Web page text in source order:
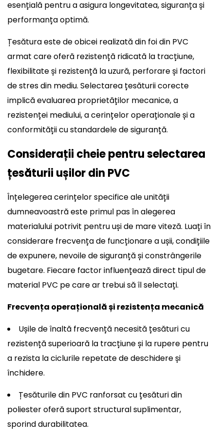
esențială pentru a asigura longevitatea, siguranța și
performanța optimă.
Țesătura este de obicei realizată din foi din PVC
armat care oferă rezistență ridicată la tracțiune,
flexibilitate și rezistență la uzură, perforare și factori
de stres din mediu. Selectarea țesăturii corecte
implică evaluarea proprietăților mecanice, a
rezistenței mediului, a cerințelor operaționale și a
conformității cu standardele de siguranță.
Considerații cheie pentru selectarea
țesăturii ușilor din PVC
Înțelegerea cerințelor specifice ale unității
dumneavoastră este primul pas în alegerea
materialului potrivit pentru uși de mare viteză. Luați în
considerare frecvența de funcționare a ușii, condițiile
de expunere, nevoile de siguranță și constrângerile
bugetare. Fiecare factor influențează direct tipul de
material PVC pe care ar trebui să îl selectați.
Frecvența operațională și rezistența mecanică
Ușile de înaltă frecvență necesită țesături cu
rezistență superioară la tracțiune și la rupere pentru
a rezista la ciclurile repetate de deschidere și
închidere.
Țesăturile din PVC ranforsat cu țesături din
poliester oferă suport structural suplimentar,
sporind durabilitatea.